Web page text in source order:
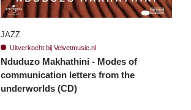
JAZZ
Uitverkocht bij Velvetmusic.nl
Nduduzo Makhathini - Modes of
communication letters from the
underworlds (CD)